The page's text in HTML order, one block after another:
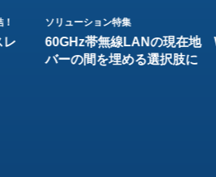
レ
ソリューション特集
60GHz帯無線LANの現在地
バーの間を埋める選択肢に